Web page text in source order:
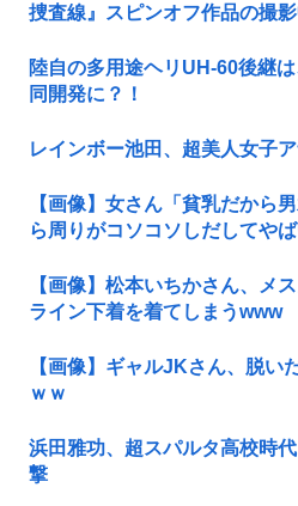
捜査線』スピンオフ作品の撮
陸自の多用途ヘリUH-60後継
同開発に？！
レインボー池田、超美人女子
【画像】女さん「貧乳だから
ら周りがコソコソしだしてや
【画像】松本いちかさん、メ
ライン下着を着てしまうwww
【画像】ギャルJKさん、脱い
ｗｗ
浜田雅功、超スパルタ高校時
撃